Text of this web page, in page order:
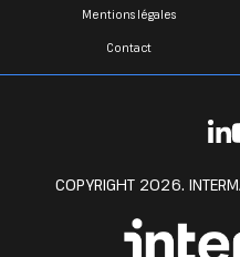
Mentions légales
Contact
COPYRIGHT 2026.